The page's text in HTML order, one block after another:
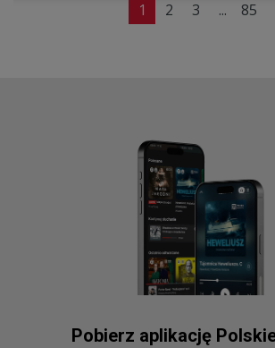
1 2 3 ... 85
Pobierz aplikację